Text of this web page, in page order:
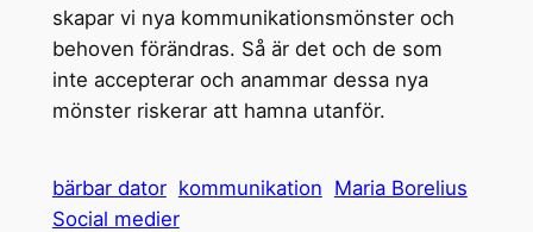
skapar vi nya kommunikationsmönster och
behoven förändras. Så är det och de som
inte accepterar och anammar dessa nya
mönster riskerar att hamna utanför.
bärbar dator kommunikation Maria Borelius
Social medier